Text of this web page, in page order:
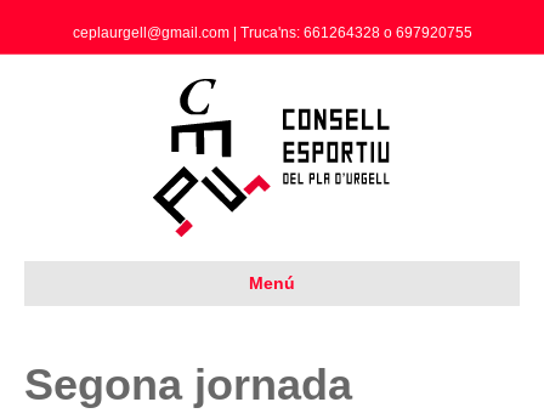
ceplaurgell@gmail.com | Truca'ns: 661264328 o 697920755
Menú
Segona jornada